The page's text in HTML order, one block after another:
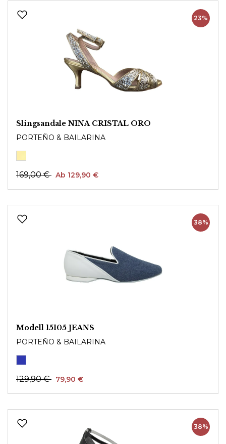
23%
Slingsandale NINA CRISTAL ORO
PORTEÑO & BAILARINA
169,00 € Ab 129,90 €
38%
Modell 15105 JEANS
PORTEÑO & BAILARINA
129,90 € 79,90 €
38%